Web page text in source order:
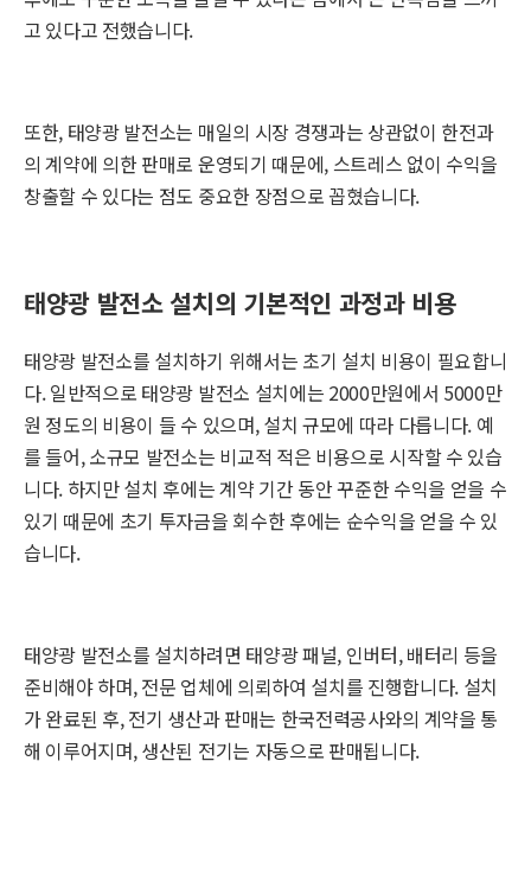
고 있다고 전했습니다.
또한, 태양광 발전소는 매일의 시장 경쟁과는 상관없이 한전과
의 계약에 의한 판매로 운영되기 때문에, 스트레스 없이 수익을
창출할 수 있다는 점도 중요한 장점으로 꼽혔습니다.
태양광 발전소 설치의 기본적인 과정과 비용
태양광 발전소를 설치하기 위해서는 초기 설치 비용이 필요합니
다. 일반적으로 태양광 발전소 설치에는 2000만원에서 5000만
원 정도의 비용이 들 수 있으며, 설치 규모에 따라 다릅니다. 예
를 들어, 소규모 발전소는 비교적 적은 비용으로 시작할 수 있습
니다. 하지만 설치 후에는 계약 기간 동안 꾸준한 수익을 얻을 수
있기 때문에 초기 투자금을 회수한 후에는 순수익을 얻을 수 있
습니다.
태양광 발전소를 설치하려면 태양광 패널, 인버터, 배터리 등을
준비해야 하며, 전문 업체에 의뢰하여 설치를 진행합니다. 설치
가 완료된 후, 전기 생산과 판매는 한국전력공사와의 계약을 통
해 이루어지며, 생산된 전기는 자동으로 판매됩니다.